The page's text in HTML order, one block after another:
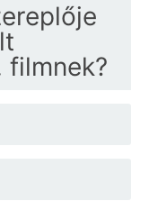
filmnek?